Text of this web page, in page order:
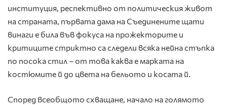
институция, респективно от политическия живот
на страната, първата дама на Съединените щати
винаги е билa във фокуса на прожекторите и
критиците стриктно са следели всяка нейна стъпка
по посока стил – от това каква е марката на
костюмите й до цвета на бельото и косата й.
Според всеобщото схващане, начало на голямото